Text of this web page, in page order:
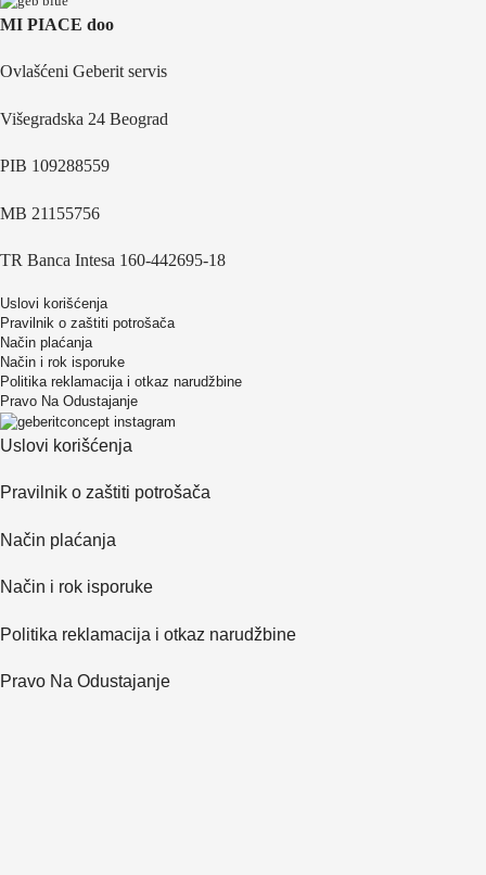
MI PIACE doo
Ovlašćeni Geberit servis
Višegradska 24 Beograd
PIB 109288559
MB 21155756
TR Banca Intesa 160-442695-18
Uslovi korišćenja
Pravilnik o zaštiti potrošača
Način plaćanja
Način i rok isporuke
Politika reklamacija i otkaz narudžbine
Pravo Na Odustajanje
Uslovi korišćenja
Pravilnik o zaštiti potrošača
Način plaćanja
Način i rok isporuke
Politika reklamacija i otkaz narudžbine
Pravo Na Odustajanje